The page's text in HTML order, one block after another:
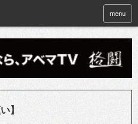
menu
】